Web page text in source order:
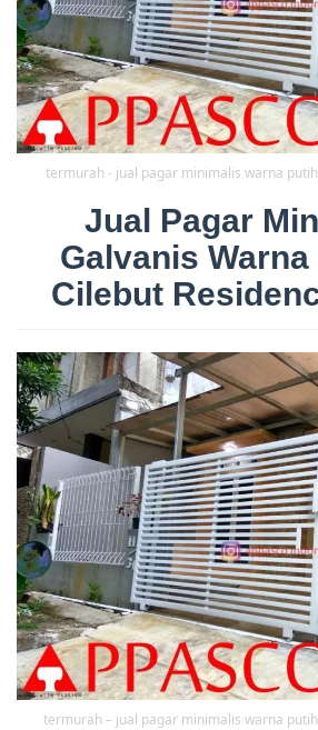
termurah - jual pagar minimalis warna
Jual Pagar
Galvanis
Cilebut
termurah – jual pagar minimalis warna